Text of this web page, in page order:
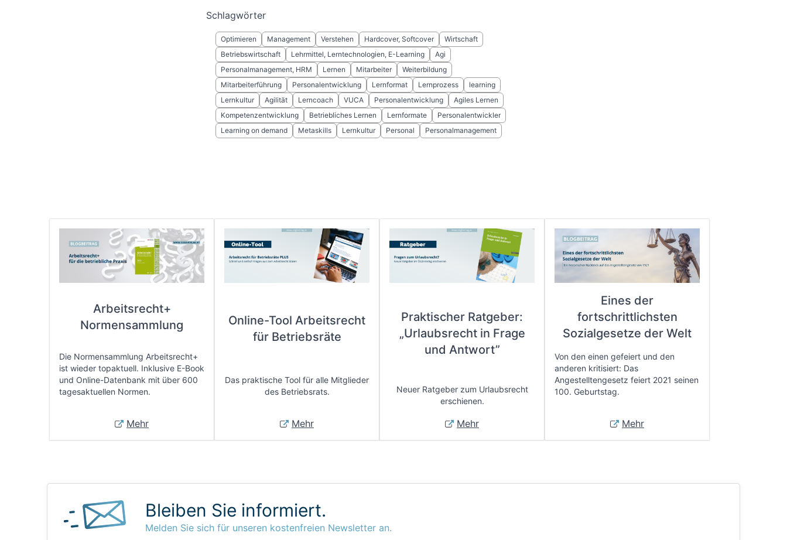
Schlagwörter
Optimieren Management Verstehen Hardcover, Softcover
Wirtschaft
Betriebswirtschaft
Lehrmittel, Lerntechnologien, E-Learning
Agi
Personalmanagement, HRM
Lernen Mitarbeiter
Weiterbildung
Mitarbeiterführung
Personalentwicklung Lernformat Lernprozess
learning
Lernkultur
Agilität Lerncoach VUCA Personalentwicklung
Agiles Lernen
Kompetenzentwicklung
Betriebliches Lernen Lernformate
Personalentwickler
Learning on demand
Metaskills Lernkultur Personal Personalmanagement
Arbeitsrecht+
Normensammlung
Die Normensammlung Arbeitsrecht+
ist wieder topaktuell. Inklusive E-Book
und Online-Datenbank mit über 600
tagesaktuellen Normen.
Mehr
Online-Tool Arbeitsrecht
für Betriebsräte
Das praktische Tool für alle Mitglieder
des Betriebsrats.
Mehr
Praktischer Ratgeber:
„Urlaubsrecht in Frage
und Antwort”
Neuer Ratgeber zum Urlaubsrecht
erschienen.
Mehr
Eines der
fortschrittlichsten
Sozialgesetze der Welt
Von den einen gefeiert und den
anderen kritisiert: Das
Angestelltengesetz feiert 2021 seinen
100. Geburtstag.
Mehr
Bleiben Sie informiert.
Melden Sie sich für unseren kostenfreien Newsletter an.